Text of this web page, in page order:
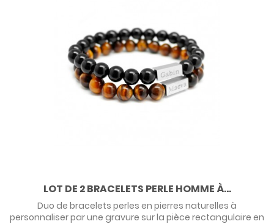
LOT DE 2 BRACELETS PERLE HOMME À...
Duo de bracelets perles en pierres naturelles à
personnaliser par une gravure sur la pièce rectangulaire en